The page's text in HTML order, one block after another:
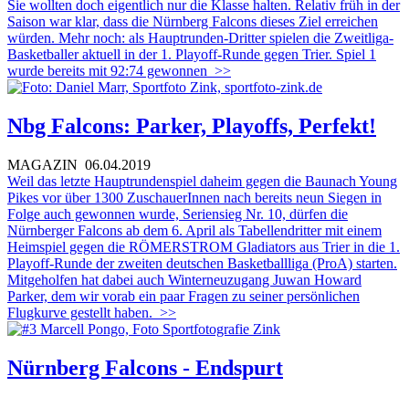
Sie wollten doch eigentlich nur die Klasse halten. Relativ früh in der
Saison war klar, dass die Nürnberg Falcons dieses Ziel erreichen
würden. Mehr noch: als Hauptrunden-Dritter spielen die Zweitliga-
Basketballer aktuell in der 1. Playoff-Runde gegen Trier. Spiel 1
wurde bereits mit 92:74 gewonnen >>
Nbg Falcons: Parker, Playoffs, Perfekt!
MAGAZIN 06.04.2019
Weil das letzte Hauptrundenspiel daheim gegen die Baunach Young
Pikes vor über 1300 ZuschauerInnen nach bereits neun Siegen in
Folge auch gewonnen wurde, Seriensieg Nr. 10, dürfen die
Nürnberger Falcons ab dem 6. April als Tabellendritter mit einem
Heimspiel gegen die RÖMERSTROM Gladiators aus Trier in die 1.
Playoff-Runde der zweiten deutschen Basketballliga (ProA) starten.
Mitgeholfen hat dabei auch Winterneuzugang Juwan Howard
Parker, dem wir vorab ein paar Fragen zu seiner persönlichen
Flugkurve gestellt haben. >>
Nürnberg Falcons - Endspurt